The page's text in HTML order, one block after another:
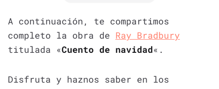
A continuación, te compartimos
completo la obra de Ray Bradbury
titulada «Cuento de navidad«.
Disfruta y haznos saber en los